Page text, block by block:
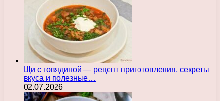
Щи с говядиной — рецепт приготовления, секреты
вкуса и полезные…
02.07.2026